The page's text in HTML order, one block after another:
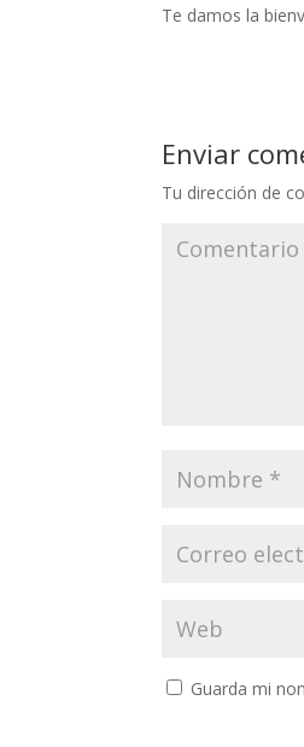
Te damos la
Enviar
Tu dirección de
Guarda mi